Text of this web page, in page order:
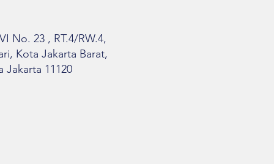
No. 23 , RT.4/RW.4,
Kota Jakarta Barat,
Jakarta 11120